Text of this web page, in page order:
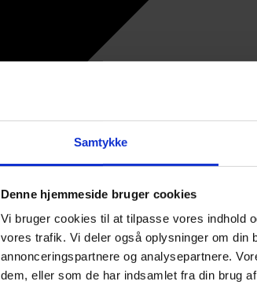
Samtykke
Denne hjemmeside bruger cookies
Vi bruger cookies til at tilpasse vores indhold
vores trafik. Vi deler også oplysninger om din
annonceringspartnere og analysepartnere.
dem, eller som de har indsamlet fra din brug